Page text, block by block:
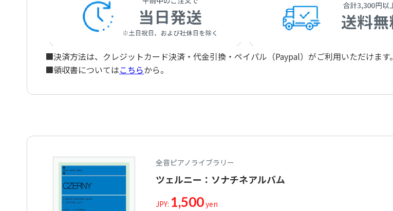
■決済方法は、クレジットカード決済・代金引換・ペイパル（Paypal）がご利用いただけます。
■領収書についてはこちらから。
全音ピアノライブラリー
ツェルニー：ソナチネアルバム
JPY: 1,500yen